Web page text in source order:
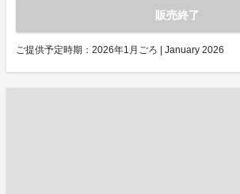
販売終了
ご提供予定時期： 2026年1月ごろ | January 2026